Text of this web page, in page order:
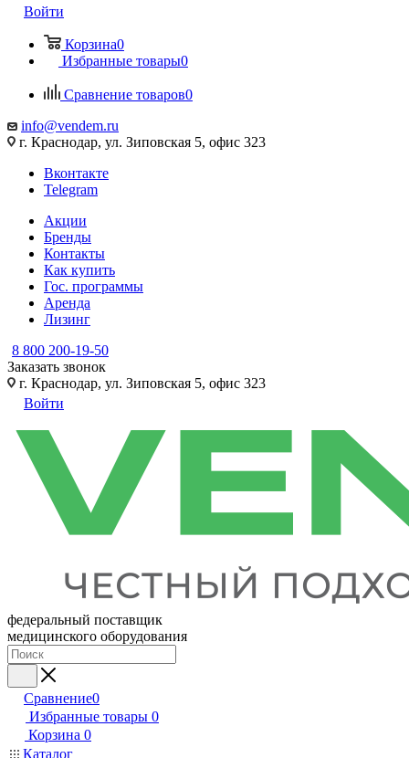
Войти
Корзина0
Избранные товары0
Сравнение товаров0
info@vendem.ru
г. Краснодар, ул. Зиповская 5, офис 323
Вконтакте
Telegram
Акции
Бренды
Контакты
Как купить
Гос. программы
Аренда
Лизинг
8 800 200-19-50
Заказать звонок
г. Краснодар, ул. Зиповская 5, офис 323
Войти
федеральный поставщик
медицинского оборудования
Сравнение0
Избранные товары 0
Корзина 0
Каталог